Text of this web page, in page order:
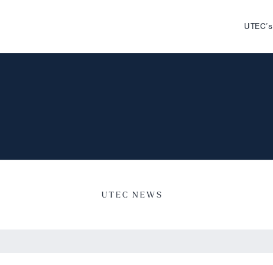
UTEC’s
UTEC NEWS